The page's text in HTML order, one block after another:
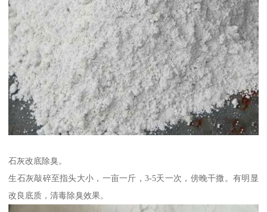
石灰改底除臭。
生石灰敲碎至指头大小，一亩一斤，3-5天一次，傍晚干撒。有明显
改良底质，清毒除臭效果。